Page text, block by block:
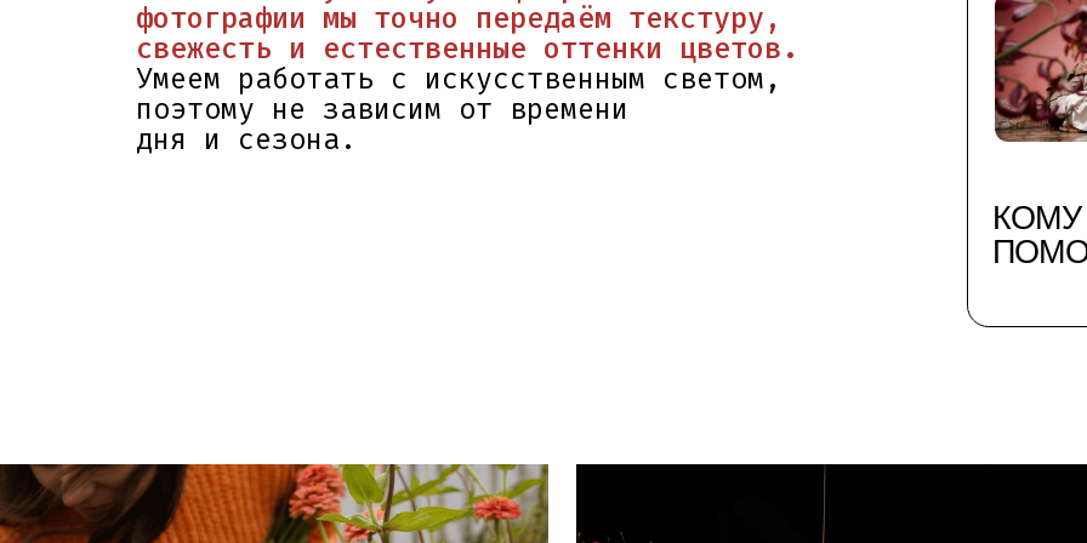
КОМУ МЫ
ПОМОГЛИ?